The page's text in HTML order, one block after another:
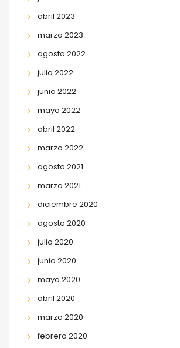
abril 2023
marzo 2023
agosto 2022
julio 2022
junio 2022
mayo 2022
abril 2022
marzo 2022
agosto 2021
marzo 2021
diciembre 2020
agosto 2020
julio 2020
junio 2020
mayo 2020
abril 2020
marzo 2020
febrero 2020